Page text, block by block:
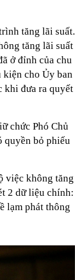
tăng lãi suất.
tăng lãi suất
ở đỉnh của chu
kiện cho Ủy ban
khi đưa ra quyết
chức Phó Chủ
quyền bỏ phiếu
việc không tăng
2 dữ liệu chính:
lạm phát thông